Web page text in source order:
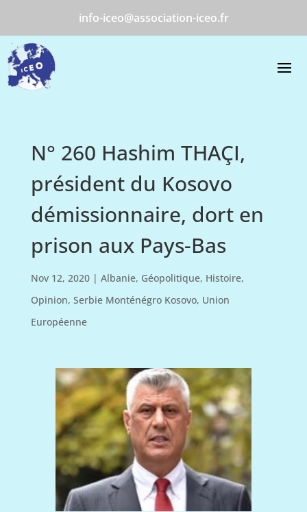
info-iceo@association-iceo.fr
N° 260 Hashim THAÇI,
président du Kosovo
démissionnaire, dort en
prison aux Pays-Bas
Nov 12, 2020| Albanie, Géopolitique, Histoire,
Opinion, Serbie Monténégro Kosovo, Union
Européenne